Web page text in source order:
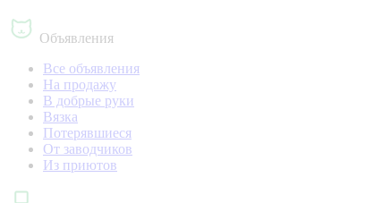
Объявления
Все объявления
На продажу
В добрые руки
Вязка
Потерявшиеся
От заводчиков
Из приютов